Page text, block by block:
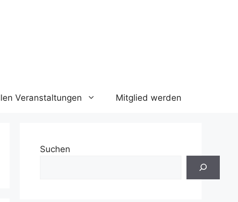
Veranstaltungen Mitglied werden
Suchen